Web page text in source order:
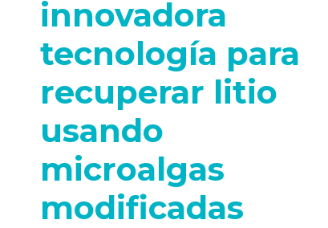
innovadora
tecnología para
recuperar litio
usando
microalgas
modificadas